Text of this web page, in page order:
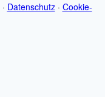
· Datenschutz· Cookie-